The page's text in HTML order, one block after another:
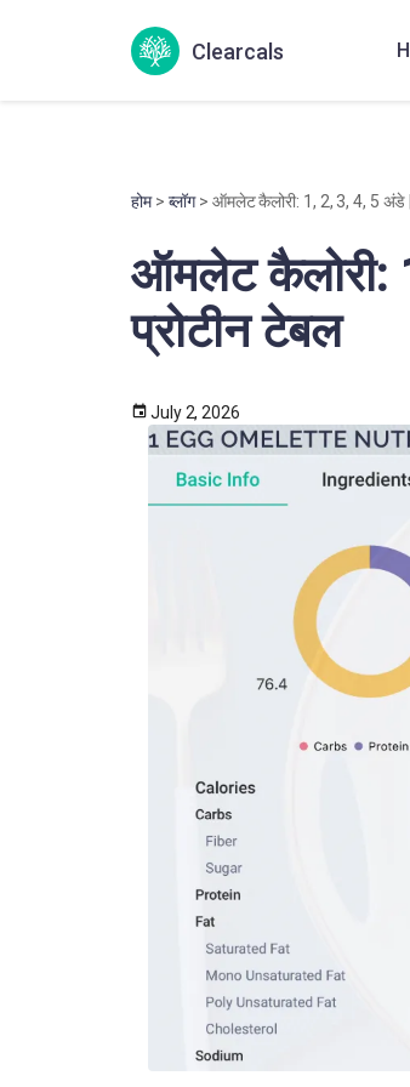
Clearcals
होम> ब्लॉग> ऑमलेट कैलोरी: 1, 2, 3, 4, 5 अंडे
ऑमलेट कैलोरी:
प्रोटीन टेबल
July 2, 2026